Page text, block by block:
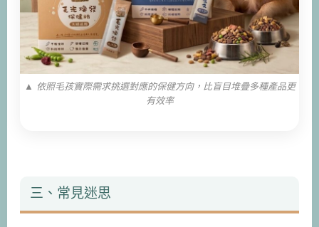
▲ 依照毛孩實際需求挑選對應的保健方向，比盲目堆疊多種產品更
有效率
三、常見迷思